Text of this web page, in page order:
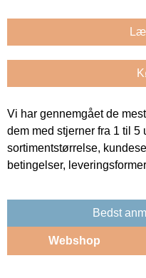
Vi har gennemgået de
dem med stjerner fra 1 til 5
sortimentstørrelse,
betingelser,
Bedst
Webshop